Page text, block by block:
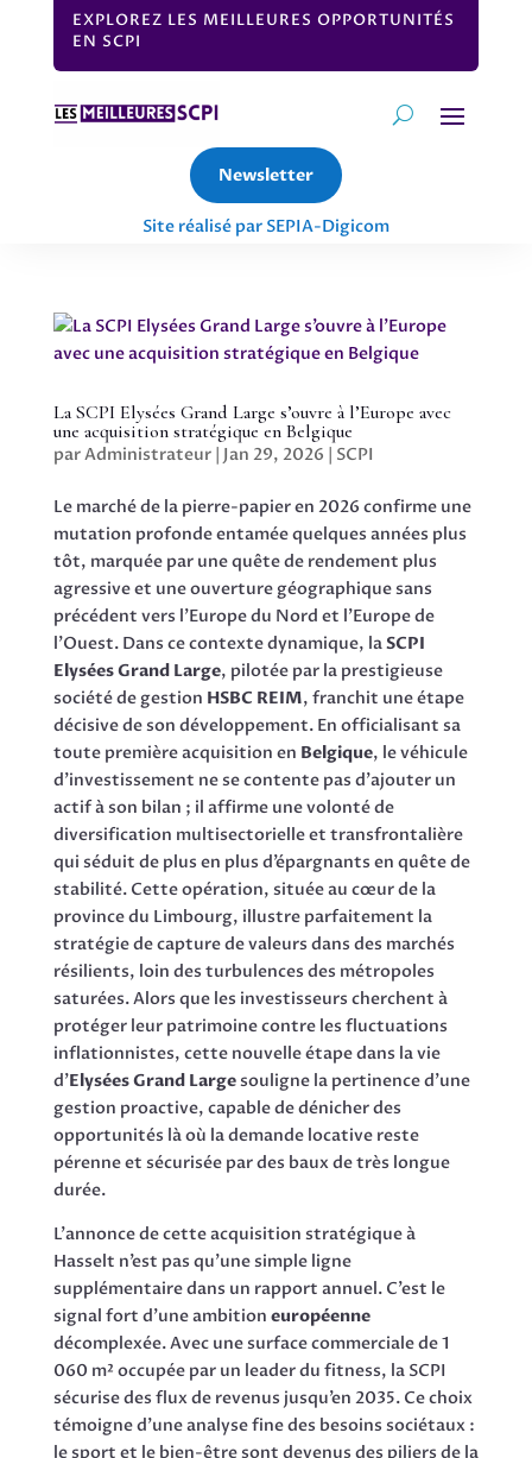
EXPLOREZ LES MEILLEURES OPPORTUNITÉS
EN SCPI
Newsletter
Site réalisé par SEPIA-Digicom
La SCPI Elysées Grand Large s’ouvre à l’Europe avec
une acquisition stratégique en Belgique
parAdministrateur| Jan 29, 2026 | SCPI
Le marché de la pierre-papier en 2026 confirme une
mutation profonde entamée quelques années plus
tôt, marquée par une quête de rendement plus
agressive et une ouverture géographique sans
précédent vers l’Europe du Nord et l’Europe de
l’Ouest. Dans ce contexte dynamique, laSCPI
Elysées Grand Large, pilotée par la prestigieuse
société de gestion HSBC REIM, franchit une étape
décisive de son développement. En officialisant sa
toute première acquisition en Belgique, le véhicule
d’investissement ne se contente pas d’ajouter un
actif à son bilan ; il affirme une volonté de
diversification multisectorielle et transfrontalière
qui séduit de plus en plus d’épargnants en quête de
stabilité. Cette opération, située au cœur de la
province du Limbourg, illustre parfaitement la
stratégie de capture de valeurs dans des marchés
résilients, loin des turbulences des métropoles
saturées. Alors que les investisseurs cherchent à
protéger leur patrimoine contre les fluctuations
inflationnistes, cette nouvelle étape dans la vie
d’Elysées Grand Largesouligne la pertinence d’une
gestion proactive, capable de dénicher des
opportunités là où la demande locative reste
pérenne et sécurisée par des baux de très longue
durée.
L’annonce de cette acquisition stratégique à
Hasselt n’est pas qu’une simple ligne
supplémentaire dans un rapport annuel. C’est le
signal fort d’une ambition européenne
décomplexée. Avec une surface commerciale de 1
060 m² occupée par un leader du fitness, la SCPI
sécurise des flux de revenus jusqu’en 2035. Ce choix
témoigne d’une analyse fine des besoins sociétaux :
le sport et le bien-être sont devenus des piliers de la